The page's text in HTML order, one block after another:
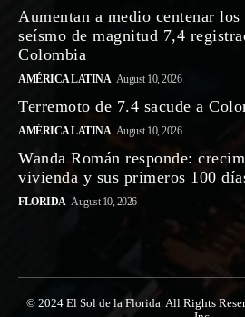
Aumentan a medio centenar
seísmo de magnitud 7,4
Colombia
AMÉRICA LATINA August 10, 2026
Terremoto de 7.4 sacude a
AMÉRICA LATINA August 10, 2026
Wanda Román responde:
vivienda y sus primeros 100
FLORIDA August 10, 2026
© 2024 El Sol de la Florida. All Rights